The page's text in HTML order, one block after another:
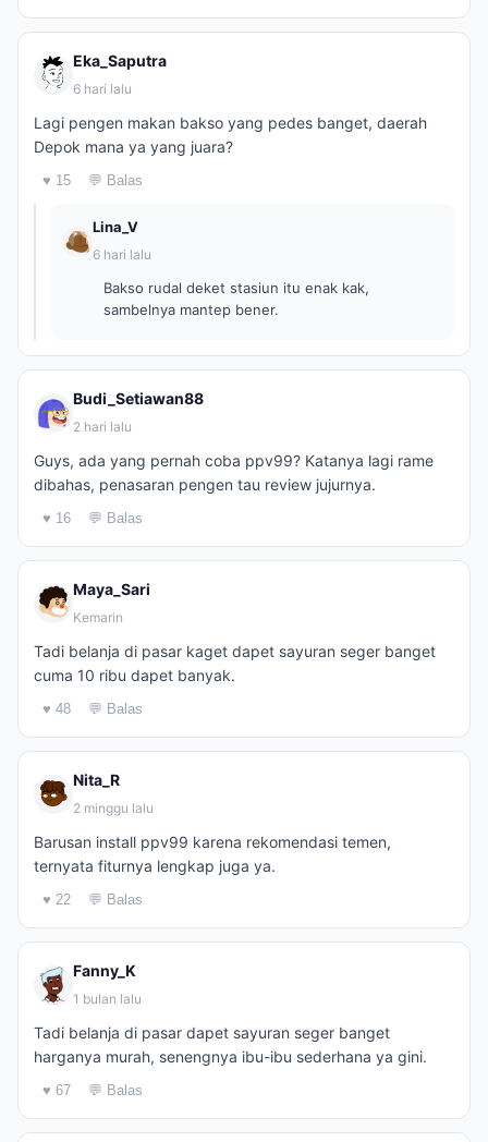
Eka_Saputra
6 hari lalu
Lagi pengen makan bakso yang pedes banget, daerah
Depok mana ya yang juara?
♥ 15 💬 Balas
Lina_V
6 hari lalu
Bakso rudal deket stasiun itu enak kak,
sambelnya mantep bener.
Budi_Setiawan88
2 hari lalu
Guys, ada yang pernah coba ppv99? Katanya lagi rame
dibahas, penasaran pengen tau review jujurnya.
♥ 16 💬 Balas
Maya_Sari
Kemarin
Tadi belanja di pasar kaget dapet sayuran seger banget
cuma 10 ribu dapet banyak.
♥ 48 💬 Balas
Nita_R
2 minggu lalu
Barusan install ppv99 karena rekomendasi temen,
ternyata fiturnya lengkap juga ya.
♥ 22 💬 Balas
Fanny_K
1 bulan lalu
Tadi belanja di pasar dapet sayuran seger banget
harganya murah, senengnya ibu-ibu sederhana ya gini.
♥ 67 💬 Balas